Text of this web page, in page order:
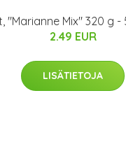
"Marianne Mix" 320 g -
2.49 EUR
LISÄTIETOJA